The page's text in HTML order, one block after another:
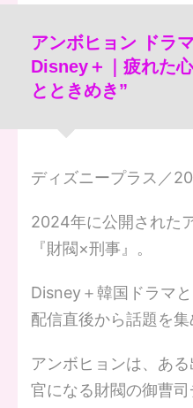
アンボヒョン ドラ
Disney＋｜疲れた
とときめき”
ディズニープラス／
2024年に公開された
『財閥×刑事』。
Disney＋韓国ドラマ
配信直後から話題を集
アンボヒョンは、あ
官になる財閥の御曹司